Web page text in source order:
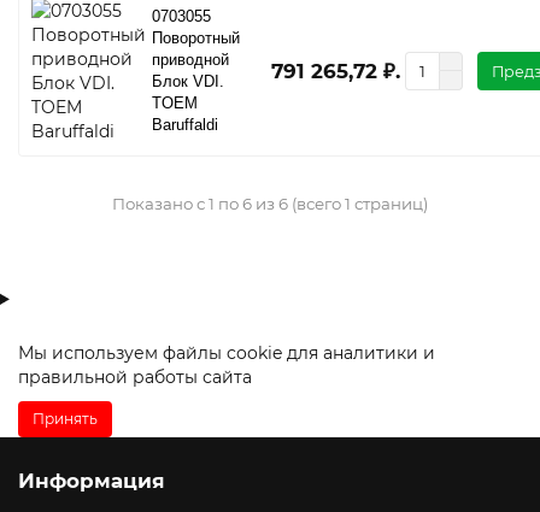
0703055
Поворотный
приводной
Блок VDI.
TOEM
Baruffaldi
791 265,72 ₽.
Показано с 1 по 6 из 6 (всего 1 страниц)
Мы используем файлы cookie для аналитики и
правильной работы сайта
Принять
Информация